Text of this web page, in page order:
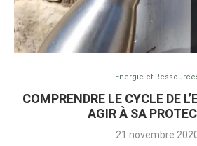
Energie et
COMPRENDRE LE CYCLE DE
AGIR À SA
21 novembre